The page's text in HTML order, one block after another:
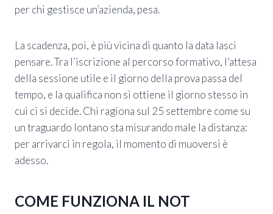
per chi gestisce un’azienda, pesa.
La scadenza, poi, è più vicina di quanto la data lasci
pensare. Tra l’iscrizione al percorso formativo, l’attesa
della sessione utile e il giorno della prova passa del
tempo, e la qualifica non si ottiene il giorno stesso in
cui ci si decide. Chi ragiona sul 25 settembre come su
un traguardo lontano sta misurando male la distanza:
per arrivarci in regola, il momento di muoversi è
adesso.
COME FUNZIONA IL NOT